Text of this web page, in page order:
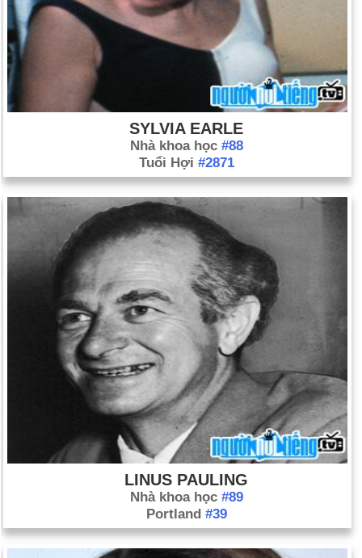
SYLVIA EARLE
Nhà khoa học #88
Tuổi Hợi #2871
LINUS PAULING
Nhà khoa học #89
Portland #39